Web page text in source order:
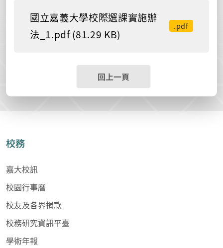
國立嘉義大學校際選課實施辦
法_1.pdf (81.29 KB)
.pdf
回上一頁
校務
嘉大校訊
校園行事曆
校友及各界捐款
校務研究資訊平臺
學術年報